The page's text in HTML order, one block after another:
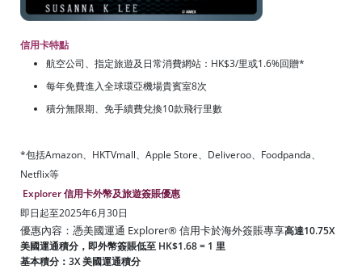
信用卡特點
航空公司、指定旅遊及日常消費網站：HK$3/里或1.6%回贈*
每年免費進入全球環亞機場貴賓室8次
積分無限期、免手續費兌換10款飛行里數
*包括Amazon、HKTVmall、Apple Store、Deliveroo、Foodpanda、
Netflix等
Explorer 信用卡外幣及旅遊簽賬優惠
即日起至2025年6月30日
優惠內容：憑美國運通 Explorer® 信用卡於海外簽賬專享高達10.75X
美國運通積分，即外幣簽賬低至 HK$1.68 = 1 里
基本積分：3X 美國運通積分